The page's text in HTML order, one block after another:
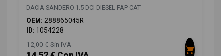
DACIA SANDERO 1.5 DCI DIESEL FAP CAT
OEM: 288865045R
ID: 1054228
12,00 € Sin IVA